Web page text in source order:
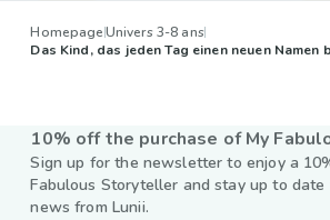
HomepageUnivers 3-8 ans
Das Kind, das jeden Tag einen neuen Namen
10% off the purchase of My
Sign up for the newsletter to enjoy a
Fabulous Storyteller and stay up to
news from Lunii.